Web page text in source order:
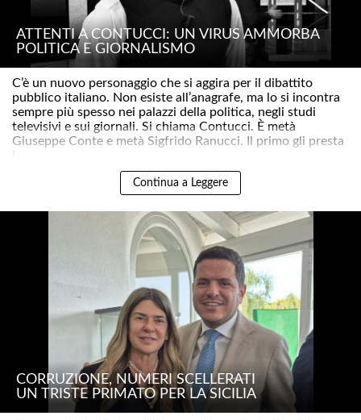
ATTENTI A CONTUCCI: UN VIRUS AMMORBA
POLITICA E GIORNALISMO
C’è un nuovo personaggio che si aggira per il dibattito
pubblico italiano. Non esiste all’anagrafe, ma lo si incontra
sempre più spesso nei palazzi della politica, negli studi
televisivi e sui giornali. Si chiama Contucci. È metà
Giuseppe Conte e metà Sigfrido Ranucci. Il primo gli presta
i..
Continua a Leggere
CORRUZIONE, NUMERI SCELLERATI
UN TRISTE PRIMATO PER LA SICILIA